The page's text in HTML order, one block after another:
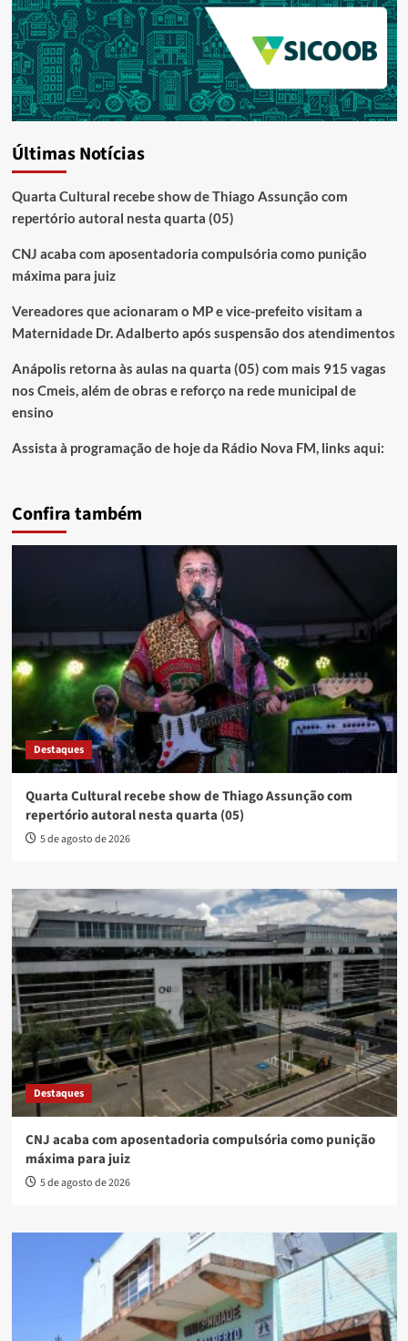
Últimas Notícias
Quarta Cultural recebe show de Thiago Assunção com
repertório autoral nesta quarta (05)
CNJ acaba com aposentadoria compulsória como punição
máxima para juiz
Vereadores que acionaram o MP e vice-prefeito visitam a
Maternidade Dr. Adalberto após suspensão dos atendimentos
Anápolis retorna às aulas na quarta (05) com mais 915 vagas
nos Cmeis, além de obras e reforço na rede municipal de
ensino
Assista à programação de hoje da Rádio Nova FM, links aqui:
Confira também
Destaques
Quarta Cultural recebe show de Thiago Assunção com
repertório autoral nesta quarta (05)
5 de agosto de 2026
Destaques
CNJ acaba com aposentadoria compulsória como punição
máxima para juiz
5 de agosto de 2026